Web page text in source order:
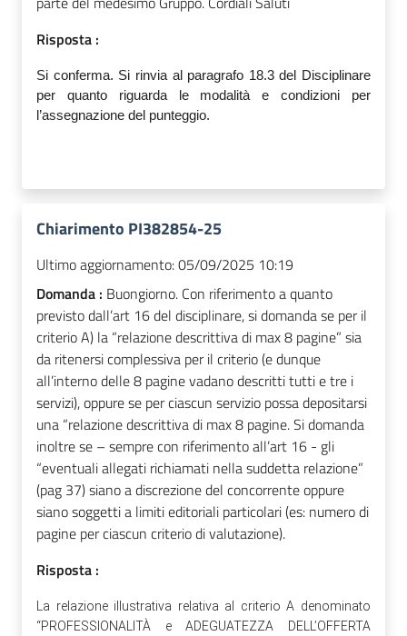
Risposta :
Si conferma. Si rinvia al paragrafo 18.3 del Disciplinare
per quanto riguarda le modalità e condizioni per
l’assegnazione del punteggio.
Chiarimento PI382854-25
Ultimo aggiornamento:05/09/2025 10:19
Domanda : Buongiorno. Con riferimento a quanto
previsto dall’art 16 del disciplinare, si domanda se per il
criterio A) la “relazione descrittiva di max 8 pagine” sia
da ritenersi complessiva per il criterio (e dunque
all’interno delle 8 pagine vadano descritti tutti e tre i
servizi), oppure se per ciascun servizio possa depositarsi
una “relazione descrittiva di max 8 pagine. Si domanda
inoltre se – sempre con riferimento all’art 16 - gli
“eventuali allegati richiamati nella suddetta relazione”
(pag 37) siano a discrezione del concorrente oppure
siano soggetti a limiti editoriali particolari (es: numero di
pagine per ciascun criterio di valutazione).
Risposta :
La relazione illustrativa relativa al criterio A denominato
“PROFESSIONALITÀ e ADEGUATEZZA DELL’OFFERTA